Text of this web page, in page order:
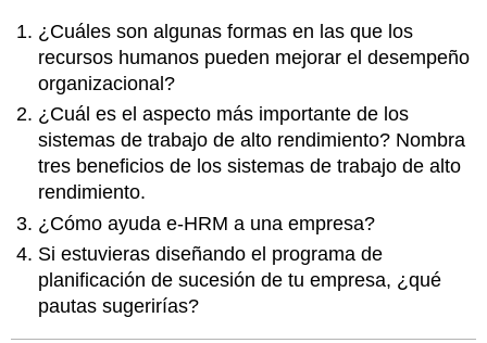
¿Cuáles son algunas formas en las que los
recursos humanos pueden mejorar el desempeño
organizacional?
¿Cuál es el aspecto más importante de los
sistemas de trabajo de alto rendimiento? Nombra
tres beneficios de los sistemas de trabajo de alto
rendimiento.
¿Cómo ayuda e-HRM a una empresa?
Si estuvieras diseñando el programa de
planificación de sucesión de tu empresa, ¿qué
pautas sugerirías?